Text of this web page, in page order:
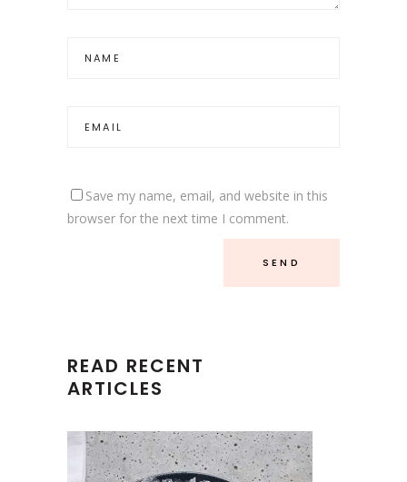
Save my name, email, and website in this
browser for the next time I comment.
READ RECENT
ARTICLES